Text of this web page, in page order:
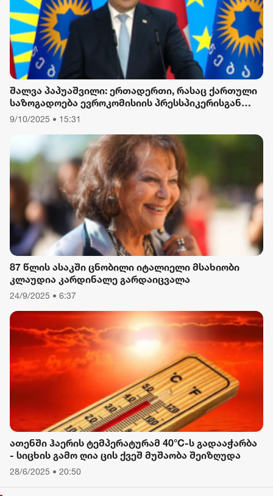
შალვა პაპუაშვილი: ერთადერთი, რასაც ქართული
საზოგადოება ევროკომისიის პრესსპიკერისგან
მოელის, არის ბოდიში ხელისუფლების დამხობის
9/10/2025 • 15:31
87 წლის ასაკში ცნობილი იტალიელი მსახიობი
კლაუდია კარდინალე გარდაიცვალა
24/9/2025 • 6:37
ათენში ჰაერის ტემპერატურამ 40°C-ს გადააჭარბა
- სიცხის გამო ღია ცის ქვეშ მუშაობა შეიზღუდა
28/6/2025 • 20:50